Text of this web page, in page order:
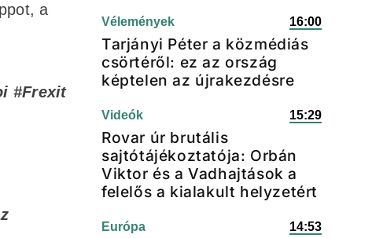
a
#Frexit
Vélemények 16:00
Tarjányi Péter a közmédiás
csörtéről: ez az ország
képtelen az újrakezdésre
Videók 15:29
Rovar úr brutális
sajtótájékoztatója: Orbán
Viktor és a Vadhajtások a
felelős a kialakult helyzetért
Európa 14:53